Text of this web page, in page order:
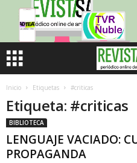
Inicio Etiquetas #criticas
Etiqueta: #criticas
BIBLIOTECA
LENGUAJE VACIADO:
PROPAGANDA